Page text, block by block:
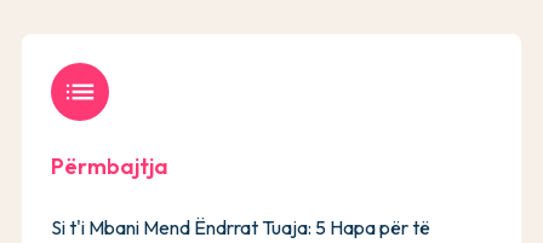
list
Përmbajtja
Si t'i Mbani Mend Ëndrrat Tuaja: 5 Hapa për të